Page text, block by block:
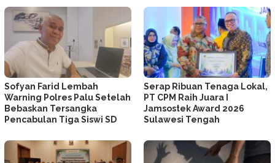
Sofyan Farid Lembah
Warning Polres Palu Setelah
Bebaskan Tersangka
Pencabulan Tiga Siswi SD
Serap Ribuan Tenaga Lokal,
PT CPM Raih Juara I
Jamsostek Award 2026
Sulawesi Tengah